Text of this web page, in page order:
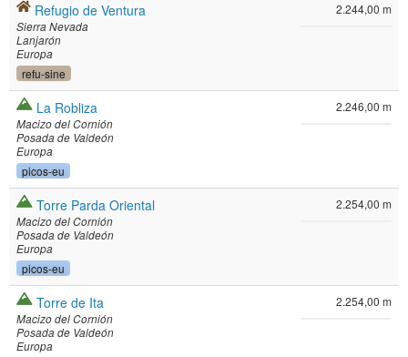
Refugio de Ventura
Sierra Nevada
Lanjarón
Europa
refu-sine
2.244,00 m
La Robliza
Macizo del Cornión
Posada de Valdeón
Europa
picos-eu
2.246,00 m
Torre Parda Oriental
Macizo del Cornión
Posada de Valdeón
Europa
picos-eu
2.254,00 m
Torre de Ita
Macizo del Cornión
Posada de Valdeón
Europa
2.254,00 m